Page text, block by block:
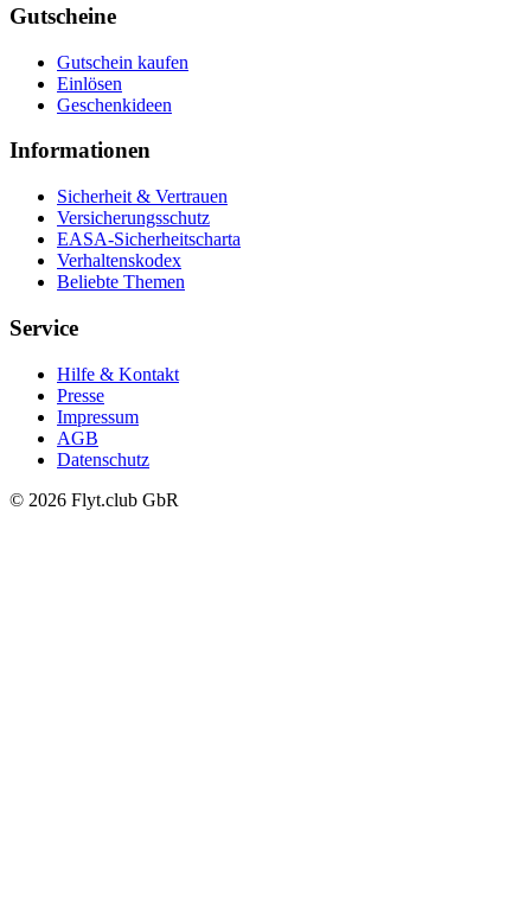
Gutscheine
Gutschein kaufen
Einlösen
Geschenkideen
Informationen
Sicherheit & Vertrauen
Versicherungsschutz
EASA-Sicherheitscharta
Verhaltenskodex
Beliebte Themen
Service
Hilfe & Kontakt
Presse
Impressum
AGB
Datenschutz
© 2026 Flyt.club GbR